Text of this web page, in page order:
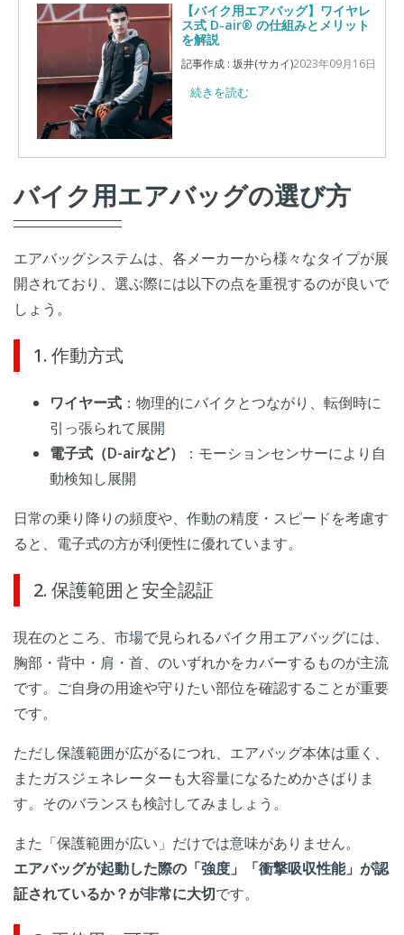
【バイク用エアバッグ】ワイヤレ
ス式 D-air® の仕組みとメリット
を解説
記事作成 : 坂井(サカイ)2023年09月16日
続きを読む
バイク用エアバッグの選び方
エアバッグシステムは、各メーカーから様々なタイプが展
開されており、選ぶ際には以下の点を重視するのが良いで
しょう。
1. 作動方式
ワイヤー式 ：物理的にバイクとつながり、転倒時に
引っ張られて展開
電子式（D-airなど）
：モーションセンサーにより自
動検知し展開
日常の乗り降りの頻度や、作動の精度・スピードを考慮す
ると、電子式の方が利便性に優れています。
2. 保護範囲と安全認証
現在のところ、市場で見られるバイク用エアバッグには、
胸部・背中・肩・首、のいずれかをカバーするものが主流
です。 ご自身の用途や守りたい部位を確認することが重要
です。
ただし保護範囲が広がるにつれ、エアバッグ本体は重く、
またガスジェネレーターも大容量になるためかさばりま
す。そのバランスも検討してみましょう。
また「保護範囲が広い」だけでは意味がありません。
エアバッグが起動した際の「強度」「衝撃吸収性能」が認
証されているか？が非常に大切です。